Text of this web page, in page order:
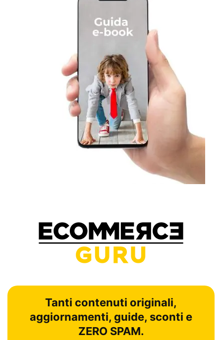
Tanti contenuti originali,
aggiornamenti, guide, sconti e
ZERO SPAM.